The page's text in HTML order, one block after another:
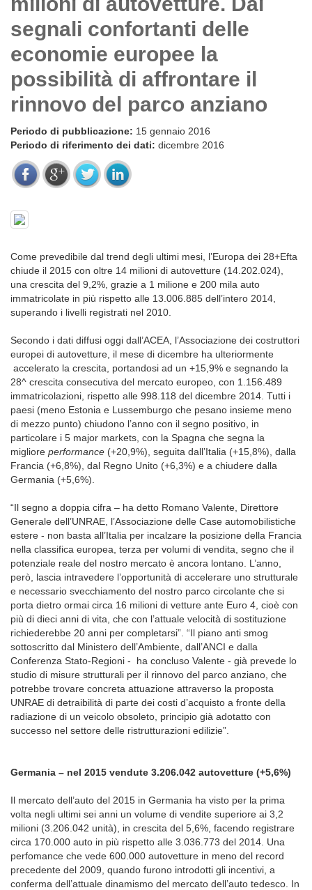
segnali confortanti delle
economie europee la
possibilità di affrontare il
rinnovo del parco anziano
Periodo di pubblicazione: 15 gennaio 2016
Periodo di riferimento dei dati: dicembre 2016
Come prevedibile dal trend degli ultimi mesi, l’Europa dei 28+Efta
chiude il 2015 con oltre 14 milioni di autovetture (14.202.024),
una crescita del 9,2%, grazie a 1 milione e 200 mila auto
immatricolate in più rispetto alle 13.006.885 dell’intero 2014,
superando i livelli registrati nel 2010.
Secondo i dati diffusi oggi dall’ACEA, l’Associazione dei costruttori
europei di autovetture, il mese di dicembre ha ulteriormente
accelerato la crescita, portandosi ad un +15,9% e segnando la
28^ crescita consecutiva del mercato europeo, con 1.156.489
immatricolazioni, rispetto alle 998.118 del dicembre 2014. Tutti i
paesi (meno Estonia e Lussemburgo che pesano insieme meno
di mezzo punto) chiudono l’anno con il segno positivo, in
particolare i 5 major markets, con la Spagna che segna la
migliore performance (+20,9%), seguita dall’Italia (+15,8%), dalla
Francia (+6,8%), dal Regno Unito (+6,3%) e a chiudere dalla
Germania (+5,6%).
“Il segno a doppia cifra – ha detto Romano Valente, Direttore
Generale dell’UNRAE, l’Associazione delle Case automobilistiche
estere - non basta all’Italia per incalzare la posizione della Francia
nella classifica europea, terza per volumi di vendita, segno che il
potenziale reale del nostro mercato è ancora lontano. L’anno,
però, lascia intravedere l’opportunità di accelerare uno strutturale
e necessario svecchiamento del nostro parco circolante che si
porta dietro ormai circa 16 milioni di vetture ante Euro 4, cioè con
più di dieci anni di vita, che con l’attuale velocità di sostituzione
richiederebbe 20 anni per completarsi”. “Il piano anti smog
sottoscritto dal Ministero dell’Ambiente, dall’ANCI e dalla
Conferenza Stato-Regioni - ha concluso Valente - già prevede lo
studio di misure strutturali per il rinnovo del parco anziano, che
potrebbe trovare concreta attuazione attraverso la proposta
UNRAE di detraibilità di parte dei costi d’acquisto a fronte della
radiazione di un veicolo obsoleto, principio già adotatto con
successo nel settore delle ristrutturazioni edilizie”.
Germania – nel 2015 vendute 3.206.042 autovetture (+5,6%)
Il mercato dell’auto del 2015 in Germania ha visto per la prima
volta negli ultimi sei anni un volume di vendite superiore ai 3,2
milioni (3.206.042 unità), in crescita del 5,6%, facendo registrare
circa 170.000 auto in più rispetto alle 3.036.773 del 2014. Una
perfomance che vede 600.000 autovetture in meno del record
precedente del 2009, quando furono introdotti gli incentivi, a
conferma dell’attuale dinamismo del mercato dell’auto tedesco. In